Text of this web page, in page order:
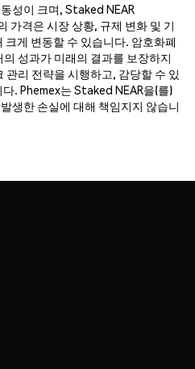
성이 크며, Staked NEAR
가격은 시장 상황, 규제 변화 및 기
게 변동할 수 있습니다. 암호화폐
성과가 미래의 결과를 보장하지
리 전략을 시행하고, 감당할 수 있
. Phemex는 Staked NEAR을(를)
생한 손실에 대해 책임지지 않습니